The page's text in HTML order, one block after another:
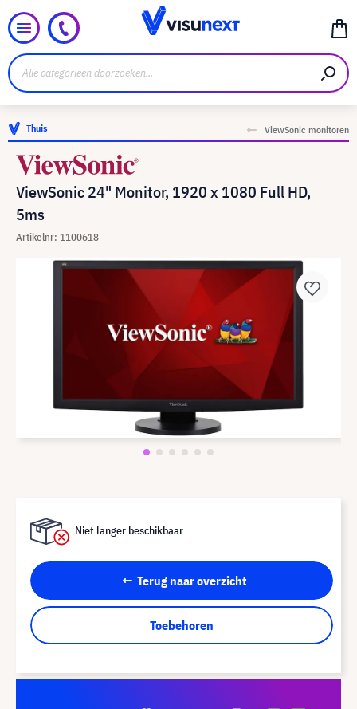
Thuis ViewSonic monitoren
ViewSonic 24" Monitor, 1920 x 1080 Full HD,
5ms
Artikelnr: 1100618
Niet langer beschikbaar
Terug naar overzicht
Toebehoren